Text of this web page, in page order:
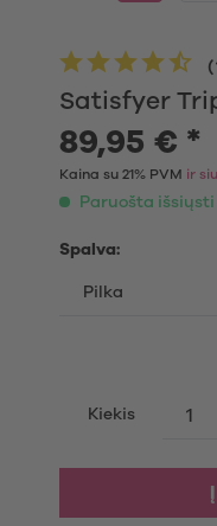
Satisfyer
(
89,95 € *
Kaina su 21% PVM ir
Paruošta išsiųsti
Spalva:
Kiekis